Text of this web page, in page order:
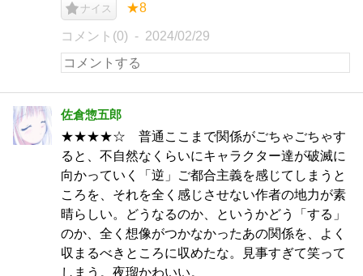
ナイス ★8
コメント(0) 2024/02/29
佐倉惣五郎
★★★★☆ 普通ここまで関係がごちゃごちゃす
ると、不自然なくらいにキャラクター達が破滅に
向かっていく「逆」ご都合主義を感じてしまうと
ころを、それを全く感じさせない作者の地力が素
晴らしい。どうなるのか、というかどう「する」
のか、全く想像がつかなかったあの関係を、よく
収まるべきところに収めたな。見事すぎて笑って
しまう。夜瑠かわいい。